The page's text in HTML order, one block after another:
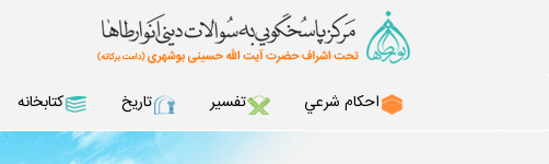
احكام شرعي تفسير تاريخ كتابخانه